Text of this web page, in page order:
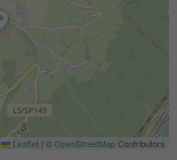
Leaflet | ©OpenStreetMapContributors